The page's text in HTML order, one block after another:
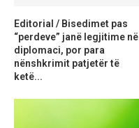
Editorial / Bisedimet pas
“perdeve” janë legjitime në
diplomaci, por para
nënshkrimit patjetër të
ketë...